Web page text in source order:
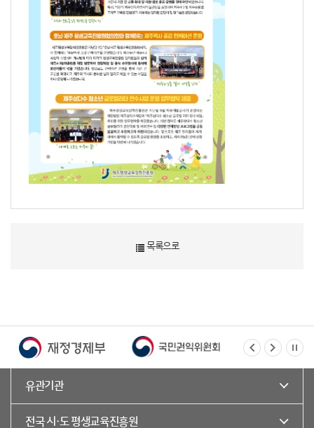
목록으로
유관기관
전국 시·도 평생교육진흥원